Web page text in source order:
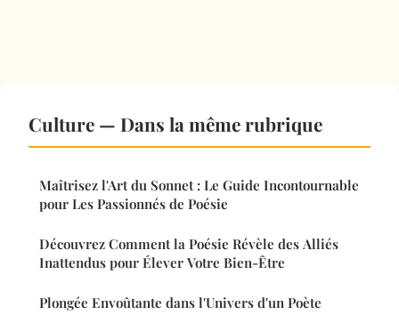
Culture — Dans la même rubrique
Maîtrisez l'Art du Sonnet : Le Guide Incontournable
pour Les Passionnés de Poésie
Découvrez Comment la Poésie Révèle des Alliés
Inattendus pour Élever Votre Bien-Être
Plongée Envoûtante dans l'Univers d'un Poète